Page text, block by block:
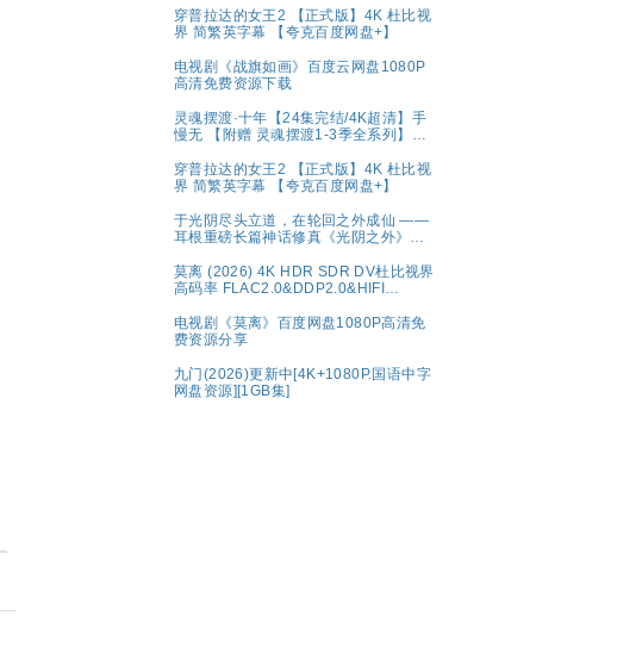
穿普拉达的女王2 【正式版】4K 杜比视
界 简繁英字幕 【夸克百度网盘+】
电视剧《战旗如画》百度云网盘1080P
高清免费资源下载
灵魂摆渡·十年【24集完结/4K超清】手
慢无 【附赠 灵魂摆渡1-3季全系列】夸
穿普拉达的女王2 【正式版】4K 杜比视
界 简繁英字幕 【夸克百度网盘+】
于光阴尽头立道，在轮回之外成仙 ——
耳根重磅长篇神话修真《光阴之外》典
莫离‎ (2026) 4K HDR SDR DV杜比视界
高码率 FLAC2.0&DDP2.0&HIFI
6GB】
电视剧《莫离》百度网盘1080P高清免
费资源分享
九门(2026)更新中[4K+1080P.国语中字
网盘资源][1GB集]